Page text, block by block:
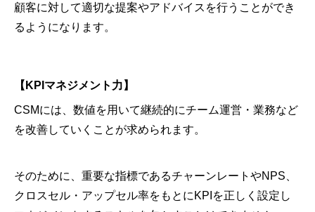
顧客に対して適切な提案やアドバイスを行うことができ
るようになります。
【KPIマネジメント力】
CSMには、数値を用いて継続的にチーム運営・業務など
を改善していくことが求められます。
そのために、重要な指標であるチャーンレートやNPS、
クロスセル・アップセル率をもとにKPIを正しく設定し